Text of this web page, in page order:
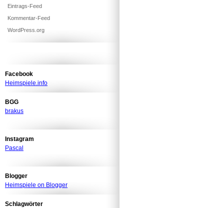
Eintrags-Feed
Kommentar-Feed
WordPress.org
Facebook
Heimspiele.info
BGG
brakus
Instagram
Pascal
Blogger
Heimspiele on Blogger
Schlagwörter